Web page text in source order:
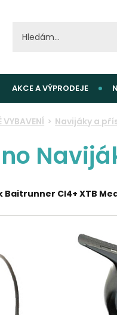
AKCE A VÝPRODEJE
VYBAVENÍ Navijáky a
Baitrunner CI4+ XTB